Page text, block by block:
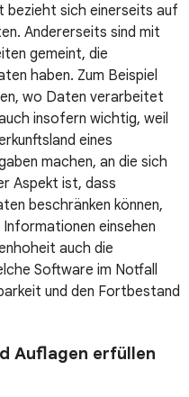
bezieht sich einerseits auf
Andererseits sind mit
gemeint, die
haben. Zum Beispiel
wo Daten verarbeitet
insofern wichtig, weil
eines
machen, an die sich
Aspekt ist, dass
beschränken können,
einsehen
auch die
Software im Notfall
und den Fortbestand
Auflagen erfüllen